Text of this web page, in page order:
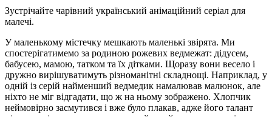
Зустрічайте чарівний український анімаційний серіал для
малечі.
У маленькому містечку мешкають маленькі звірята. Ми
спостерігатимемо за родиною рожевих ведмежат: дідусем,
бабусею, мамою, татком та їх дітками. Щоразу вони весело і
дружно вирішуватимуть різноманітні складнощі. Наприклад, у
одній із серій найменший ведмедик намалював малюнок, але
ніхто не міг відгадати, що ж на ньому зображено. Хлопчик
неймовірно засмутився і вже було плакав, адже його талант